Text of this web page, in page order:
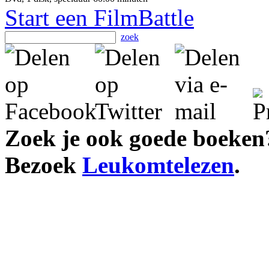
Start een FilmBattle
zoek
Zoek je ook goede
Bezoek Leukomtelezen.